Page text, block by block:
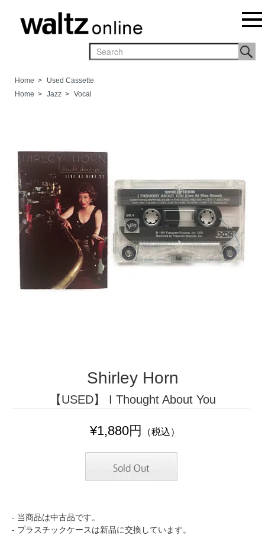
Home >
Used Cassette
Home > Jazz > Vocal
Shirley Horn
【USED】 I Thought About You
¥1,880円 （税込）
- 当商品は中古品です。
- プラスチックケースは新品に交換しています。